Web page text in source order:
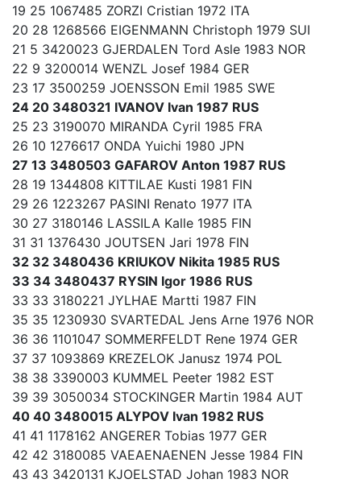
19 25 1067485 ZORZI Cristian 1972 ITA
20 28 1268566 EIGENMANN Christoph 1979 SUI
21 5 3420023 GJERDALEN Tord Asle 1983 NOR
22 9 3200014 WENZL Josef 1984 GER
23 17 3500259 JOENSSON Emil 1985 SWE
24 20 3480321 IVANOV Ivan 1987 RUS
25 23 3190070 MIRANDA Cyril 1985 FRA
26 10 1276617 ONDA Yuichi 1980 JPN
27 13 3480503 GAFAROV Anton 1987 RUS
28 19 1344808 KITTILAE Kusti 1981 FIN
29 26 1223267 PASINI Renato 1977 ITA
30 27 3180146 LASSILA Kalle 1985 FIN
31 31 1376430 JOUTSEN Jari 1978 FIN
32 32 3480436 KRIUKOV Nikita 1985 RUS
33 34 3480437 RYSIN Igor 1986 RUS
33 33 3180221 JYLHAE Martti 1987 FIN
35 35 1230930 SVARTEDAL Jens Arne 1976 NOR
36 36 1101047 SOMMERFELDT Rene 1974 GER
37 37 1093869 KREZELOK Janusz 1974 POL
38 38 3390003 KUMMEL Peeter 1982 EST
39 39 3050034 STOCKINGER Martin 1984 AUT
40 40 3480015 ALYPOV Ivan 1982 RUS
41 41 1178162 ANGERER Tobias 1977 GER
42 42 3180085 VAEAENAENEN Jesse 1984 FIN
43 43 3420131 KJOELSTAD Johan 1983 NOR